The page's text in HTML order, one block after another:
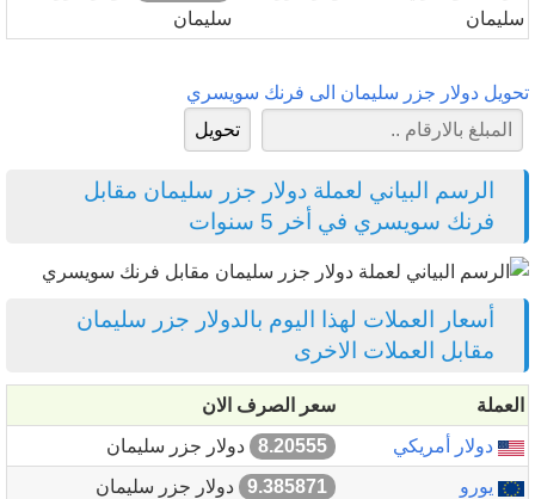
سليمان
سليمان
تحويل دولار جزر سليمان الى فرنك سويسري
الرسم البياني لعملة دولار جزر سليمان مقابل
فرنك سويسري في أخر 5 سنوات
أسعار العملات لهذا اليوم بالدولار جزر سليمان
مقابل العملات الاخرى
العملة
سعر الصرف الان
دولار أمريكي
8.20555
دولار جزر سليمان
يورو
9.385871
دولار جزر سليمان